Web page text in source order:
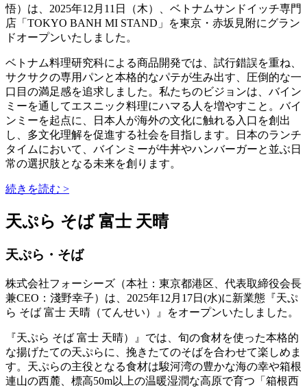
悟）は、2025年12月11日（木）、ベトナムサンドイッチ専門
店「TOKYO BANH MI STAND」を東京・赤坂見附にグラン
ドオープンいたしました。
ベトナム料理研究科による商品開発では、試行錯誤を重ね、
サクサクの専用パンと本格的なパテが生み出す、圧倒的な一
口目の満足感を追求しました。私たちのビジョンは、バイン
ミーを通してエスニック料理にハマる人を増やすこと。バイ
ンミーを起点に、日本人が海外の文化に触れる入口を創出
し、多文化理解を促進する社会を目指します。日本のランチ
タイムにおいて、バインミーが牛丼やハンバーガーと並ぶ日
常の選択肢となる未来を創ります。
続きを読む >
天ぷら そば 富士 天晴
天ぷら・そば
株式会社フォーシーズ（本社：東京都港区、代表取締役会長
兼CEO：淺野幸子）は、2025年12月17日(水)に新業態『天ぷ
ら そば 富士 天晴（てんせい）』をオープンいたしました。
『天ぷら そば 富士 天晴）』では、旬の食材を使った本格的
な揚げたての天ぷらに、挽きたてのそばを合わせて楽しめま
す。天ぷらの主役となる食材は駿河湾の豊かな海の幸や箱根
連山の西麓、標高50m以上の温暖湿潤な高原で育つ「箱根西